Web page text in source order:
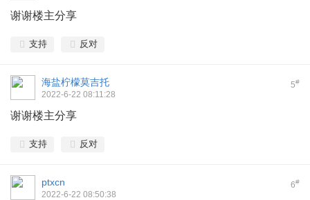
谢谢楼主分享
支持 反对
5#
海盐柠檬莫吉托
2022-6-22 08:11:28
谢谢楼主分享
支持 反对
6#
ptxcn
2022-6-22 08:50:38